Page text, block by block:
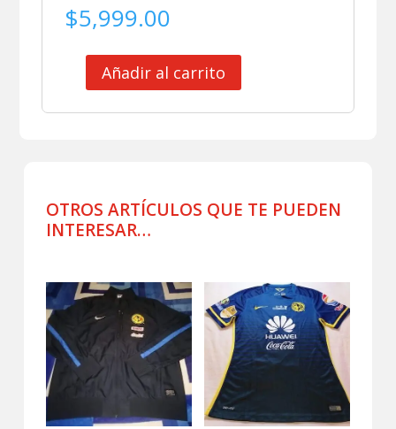
$5,999.00
Añadir al carrito
OTROS ARTÍCULOS QUE TE PUEDEN
INTERESAR…